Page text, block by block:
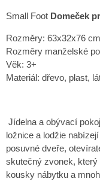
Small Foot Domeček
Rozměry: 63x32x76 cm
Rozměry manželské
Věk: 3+
Materiál: dřevo, plast,
Jídelna a obývací
ložnice a lodžie
posuvné dveře,
skutečný zvonek, který
kousky nábytku a